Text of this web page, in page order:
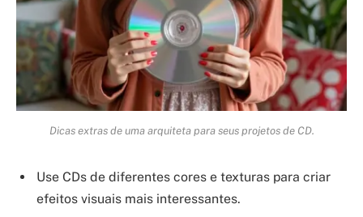
Dicas extras de uma arquiteta para seus projetos de CD.
Use CDs de diferentes cores e texturas para criar
efeitos visuais mais interessantes.